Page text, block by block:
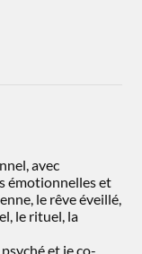
avec
émotionnelles et
le rêve éveillé,
le rituel, la
psyché et je co-